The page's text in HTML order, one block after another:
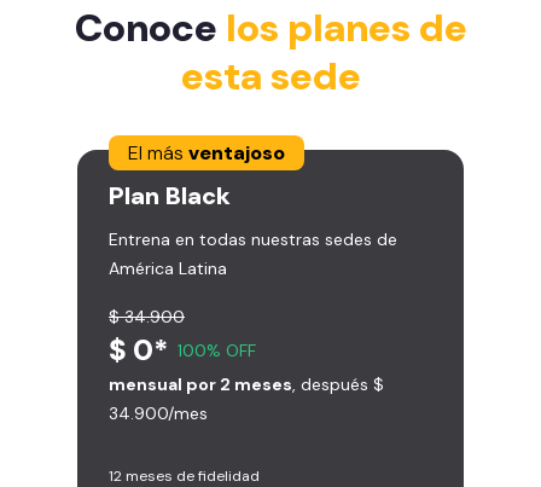
Conoce los planes de
esta sede
El más ventajoso
Plan Black
Entrena en todas nuestras sedes de
América Latina
$ 34.900
$ 0* 100% OFF
mensual por 2 meses , después $
34.900/mes
12 meses de fidelidad